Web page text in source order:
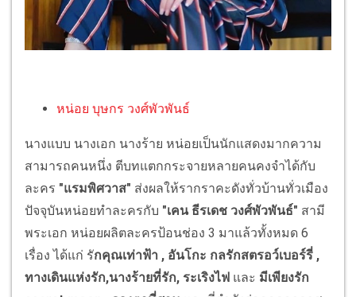
หน่อย บุษกร วงศ์พัวพันธ์
นางแบบ นางเอก นางร้าย หน่อยเป็นนักแสดงมากความ
สามารถคนหนึ่ง ตีบทแตกกระจายหลายคนคงจำได้กับ
ละคร "แรมพิศวาส" ส่งผลให้รากราคะดังทั่วบ้านทั่วเมือง
ปัจจุบันหน่อยทำละครกับ "เคน ธีรเดช วงศ์พัวพันธ์" สามี
พระเอก หน่อยผลิตละครป้อนช่อง 3 มาแล้วทั้งหมด 6
เรื่อง ได้แก่ รักคุณเท่าฟ้า , อันโกะ กลรักสตรอว์เบอร์รี่ ,
ทางเดินแห่งรัก,นางร้ายที่รัก, ระเริงไฟ และ มีเพียงรัก